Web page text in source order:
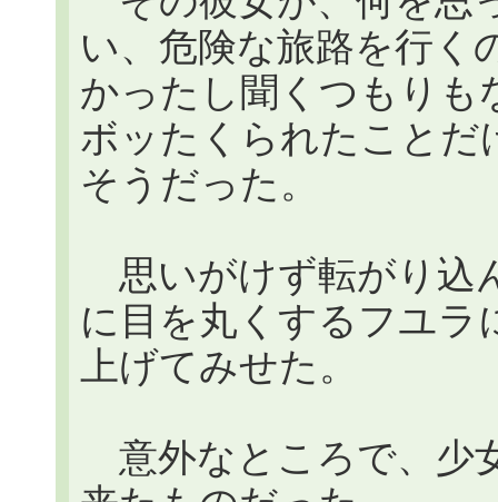
い、危険な旅路を行く
かったし聞くつもりも
ボッたくられたことだ
そうだった。
思いがけず転がり込
に目を丸くするフユラ
上げてみせた。
意外なところで、少